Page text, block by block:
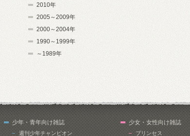
2010年
2005～2009年
2000～2004年
1990～1999年
～1989年
少年・青年向け雑誌
週刊少年チャンピオン
少女・女性向け雑誌
プリンセス